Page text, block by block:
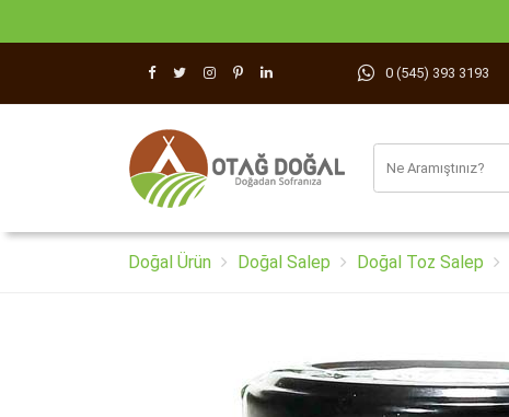
0 (545) 393 3193
Doğal Ürün Doğal Salep Doğal Toz Salep